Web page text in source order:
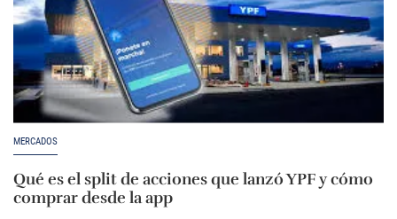
MERCADOS
Qué es el split de acciones que lanzó YPF y cómo
comprar desde la app